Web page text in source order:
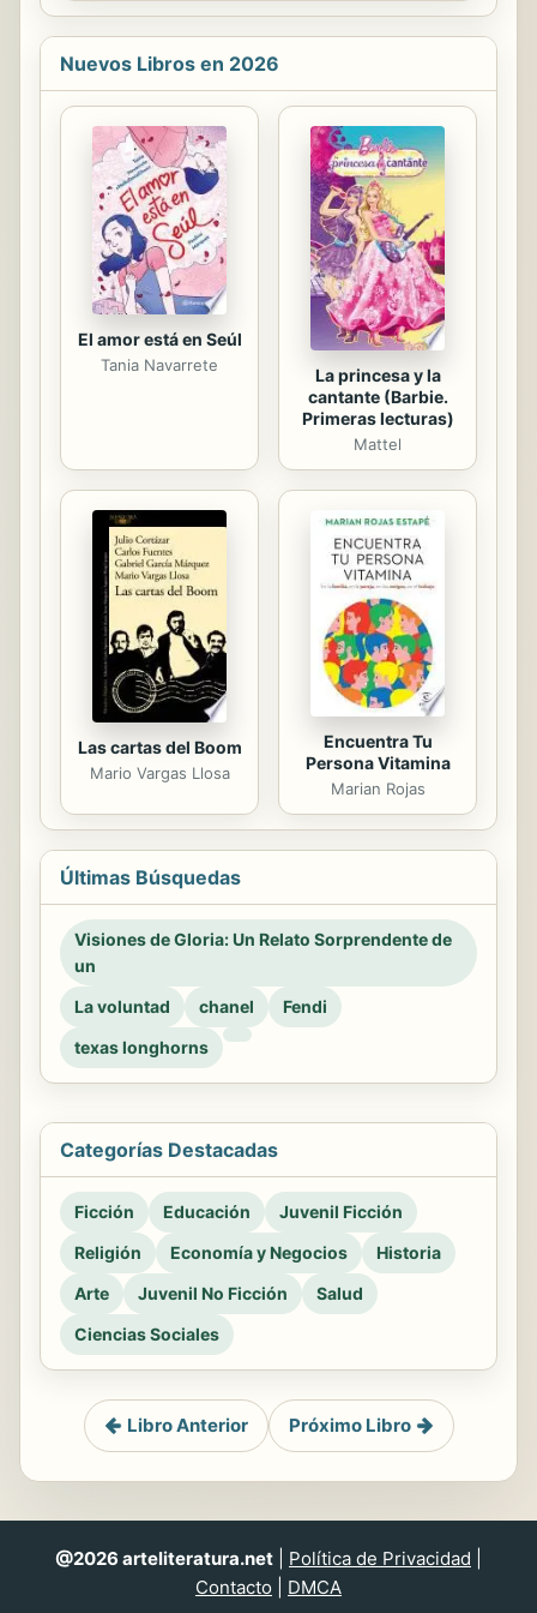
and systems won’t remove the...
(autor de El millonario automático) y
Mann (Dar para recibir) ponen en tus
manos El factor latte. Este libro
cuenta la historia de Zoey Daniels,
una profesionista de veintitantos
que vive y trabaja en la ciudad de
Nueva York. Zoey ama su trabajo y
es buena en él, pero sin importar
cuánto se esfuerce tiene...
Nuevos Libros en 2026
El amor está en Seúl
Tania Navarrete
La princesa y la
cantante (Barbie.
Primeras lecturas)
Mattel
Las cartas del Boom
Mario Vargas Llosa
Encuentra Tu
Persona Vitamina
Marian Rojas
Últimas Búsquedas
Visiones de Gloria: Un Relato Sorprendente de
un
La voluntad
chanel
Fendi
texas longhorns
Categorías Destacadas
Ficción Educación
Juvenil Ficción
Religión
Economía y Negocios
Historia
Arte
Juvenil No Ficción
Salud
Ciencias Sociales
Libro Anterior Próximo Libro
@2026 arteliteratura.net Política de Privacidad
Contacto
DMCA